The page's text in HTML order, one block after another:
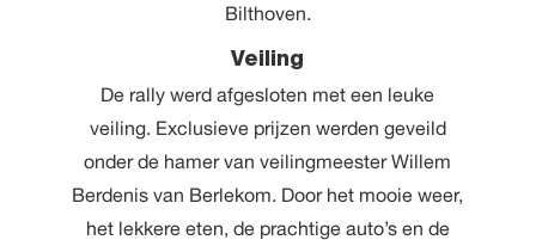
Bilthoven.
Veiling
De rally werd afgesloten met een leuke
veiling. Exclusieve prijzen werden geveild
onder de hamer van veilingmeester Willem
Berdenis van Berlekom. Door het mooie weer,
het lekkere eten, de prachtige auto’s en de